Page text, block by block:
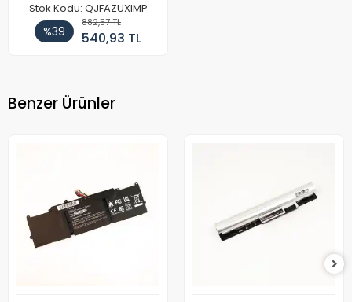
Stok Kodu: QJFAZUXIMP
%39
882,57 TL
540,93 TL
Benzer Ürünler